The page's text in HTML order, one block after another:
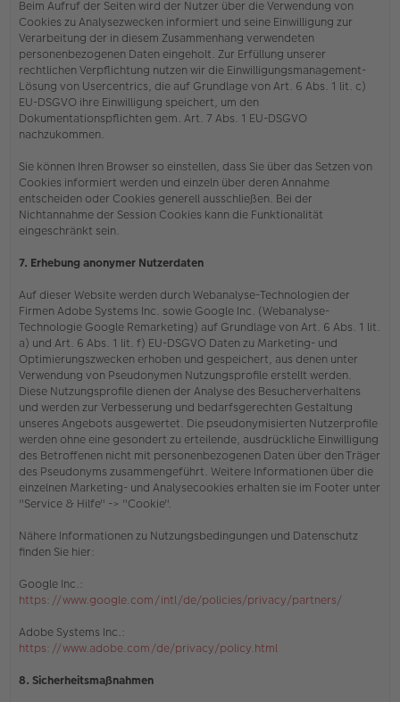
Beim Aufruf der Seiten wird der Nutzer über die Verwendung von
Cookies zu Analysezwecken informiert und seine Einwilligung zur
Verarbeitung der in diesem Zusammenhang verwendeten
personenbezogenen Daten eingeholt. Zur Erfüllung unserer
rechtlichen Verpflichtung nutzen wir die Einwilligungsmanagement-
Lösung von Usercentrics, die auf Grundlage von Art. 6 Abs. 1 lit. c)
EU-DSGVO ihre Einwilligung speichert, um den
Dokumentationspflichten gem. Art. 7 Abs. 1 EU-DSGVO
nachzukommen.
Sie können Ihren Browser so einstellen, dass Sie über das Setzen von
Cookies informiert werden und einzeln über deren Annahme
entscheiden oder Cookies generell ausschließen. Bei der
Nichtannahme der Session Cookies kann die Funktionalität
eingeschränkt sein.
7. Erhebung anonymer Nutzerdaten
Auf dieser Website werden durch Webanalyse-Technologien der
Firmen Adobe Systems Inc. sowie Google Inc. (Webanalyse-
Technologie Google Remarketing) auf Grundlage von Art. 6 Abs. 1 lit.
a) und Art. 6 Abs. 1 lit. f) EU-DSGVO Daten zu Marketing- und
Optimierungszwecken erhoben und gespeichert, aus denen unter
Verwendung von Pseudonymen Nutzungsprofile erstellt werden.
Diese Nutzungsprofile dienen der Analyse des Besucherverhaltens
und werden zur Verbesserung und bedarfsgerechten Gestaltung
unseres Angebots ausgewertet. Die pseudonymisierten Nutzerprofile
werden ohne eine gesondert zu erteilende, ausdrückliche Einwilligung
des Betroffenen nicht mit personenbezogenen Daten über den Träger
des Pseudonyms zusammengeführt. Weitere Informationen über die
einzelnen Marketing- und Analysecookies erhalten sie im Footer unter
"Service & Hilfe" -> "Cookie".
Nähere Informationen zu Nutzungsbedingungen und Datenschutz
finden Sie hier:
Google Inc.:
https://www.google.com/intl/de/policies/privacy/partners/
Adobe Systems Inc.:
https://www.adobe.com/de/privacy/policy.html
8. Sicherheitsmaßnahmen